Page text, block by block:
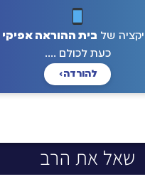
של בית ההוראה אפיקי
כעת לכולם ....
להורדה›
שאל את הרב